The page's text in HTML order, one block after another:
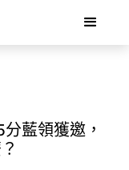
藍領獲邀，